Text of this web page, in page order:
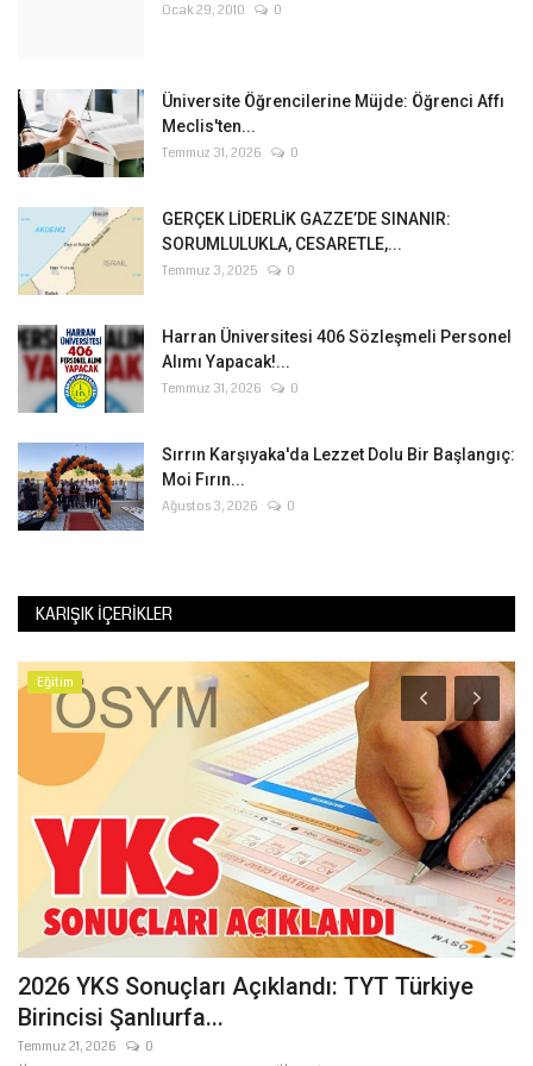
Ocak 29, 2010 0
Üniversite Öğrencilerine Müjde: Öğrenci Affı
Meclis'ten...
Temmuz 31, 2026 0
GERÇEK LİDERLİK GAZZE’DE SINANIR:
SORUMLULUKLA, CESARETLE,...
Temmuz 3, 2025 0
Harran Üniversitesi 406 Sözleşmeli Personel
Alımı Yapacak!...
Temmuz 31, 2026 0
Sırrın Karşıyaka'da Lezzet Dolu Bir Başlangıç:
Moi Fırın...
Ağustos 3, 2026 0
KARIŞIK İÇERIKLER
Eğitim
2026 YKS Sonuçları Açıklandı: TYT Türkiye
Birincisi Şanlıurfa...
Temmuz 21, 2026 0